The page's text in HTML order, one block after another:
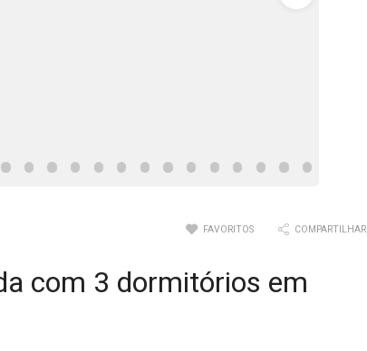
FAVORITOS COMPARTILHAR
com 3 dormitórios em